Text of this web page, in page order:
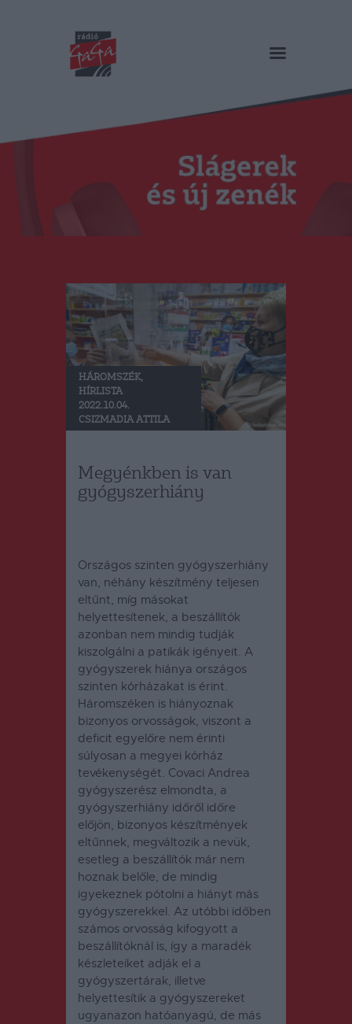
RÁDIÓ GAGA
Műsorok
Duma Duba
Podcast és videók
Stáb
Kapcsolat
RO
HÁROMSZÉK,
HÍRLISTA
2022.10.04.
CSIZMADIA ATTILA
Megyénkben is van
gyógyszerhiány
Országos szinten gyógyszerhiány
van, néhány készítmény teljesen
eltűnt, míg másokat
helyettesítenek, a beszállítók
azonban nem mindig tudják
kiszolgálni a patikák igényeit. A
gyógyszerek hiánya országos
szinten kórházakat is érint.
Háromszéken is hiányoznak
bizonyos orvosságok, viszont a
deficit egyelőre nem érinti
súlyosan a megyei kórház
tevékenységét. Covaci Andrea
gyógyszerész elmondta, a
gyógyszerhiány időről időre
előjön, bizonyos készítmények
eltűnnek, megváltozik a nevük,
esetleg a beszállítók már nem
hoznak belőle, de mindig
igyekeznek pótolni a hiányt más
gyógyszerekkel. Az utóbbi időben
számos orvosság kifogyott a
beszállítóknál is, így a maradék
készleteiket adják el a
gyógyszertárak, illetve
helyettesítik a gyógyszereket
ugyanazon hatóanyagú, de más